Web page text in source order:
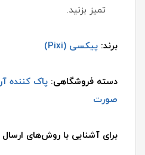
تمیز بزنید.
برند: پیکسی (Pixi)
دسته فروشگاهی: پاک کننده
صورت
برای آشنایی با روش‌های ارسال